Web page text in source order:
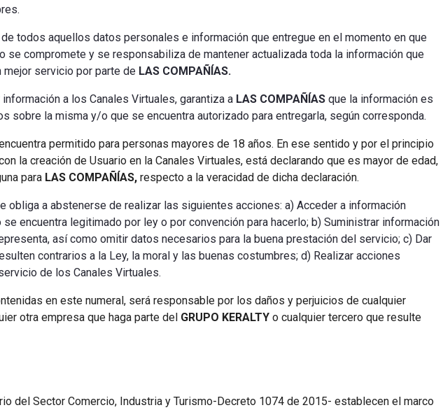
todos aquellos datos personales e información que entregue en el momento en que
se compromete y se responsabiliza de mantener actualizada toda la información que
mejor servicio por parte de LAS COMPAÑÍAS.
a los Canales Virtuales, garantiza a LAS COMPAÑÍAS que la información es
sobre la misma y/o que se encuentra autorizado para entregarla, según corresponda.
permitido para personas mayores de 18 años. En ese sentido y por el principio
la creación de Usuario en la Canales Virtuales, está declarando que es mayor de edad,
para LAS COMPAÑÍAS, respecto a la veracidad de dicha declaración.
obliga a abstenerse de realizar las siguientes acciones: a) Acceder a información
encuentra legitimado por ley o por convención para hacerlo; b) Suministrar información
así como omitir datos necesarios para la buena prestación del servicio; c) Dar
contrarios a la Ley, la moral y las buenas costumbres; d) Realizar acciones
de los Canales Virtuales.
en este numeral, será responsable por los daños y perjuicios de cualquier
otra empresa que haga parte del GRUPO KERALTY o cualquier tercero que resulte
del Sector Comercio, Industria y Turismo-Decreto 1074 de 2015- establecen el marco